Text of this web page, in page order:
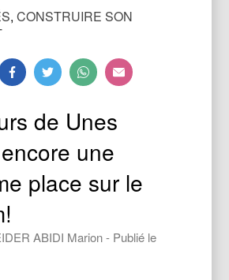
,CONSTRUIRE SON
de Unes
une
place sur le
ABIDI Marion - Publié le